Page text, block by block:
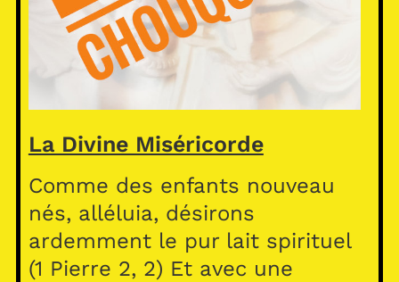
La Divine Miséricorde
Comme des enfants nouveau
nés, alléluia, désirons
ardemment le pur lait spirituel
(1 Pierre 2, 2) Et avec une